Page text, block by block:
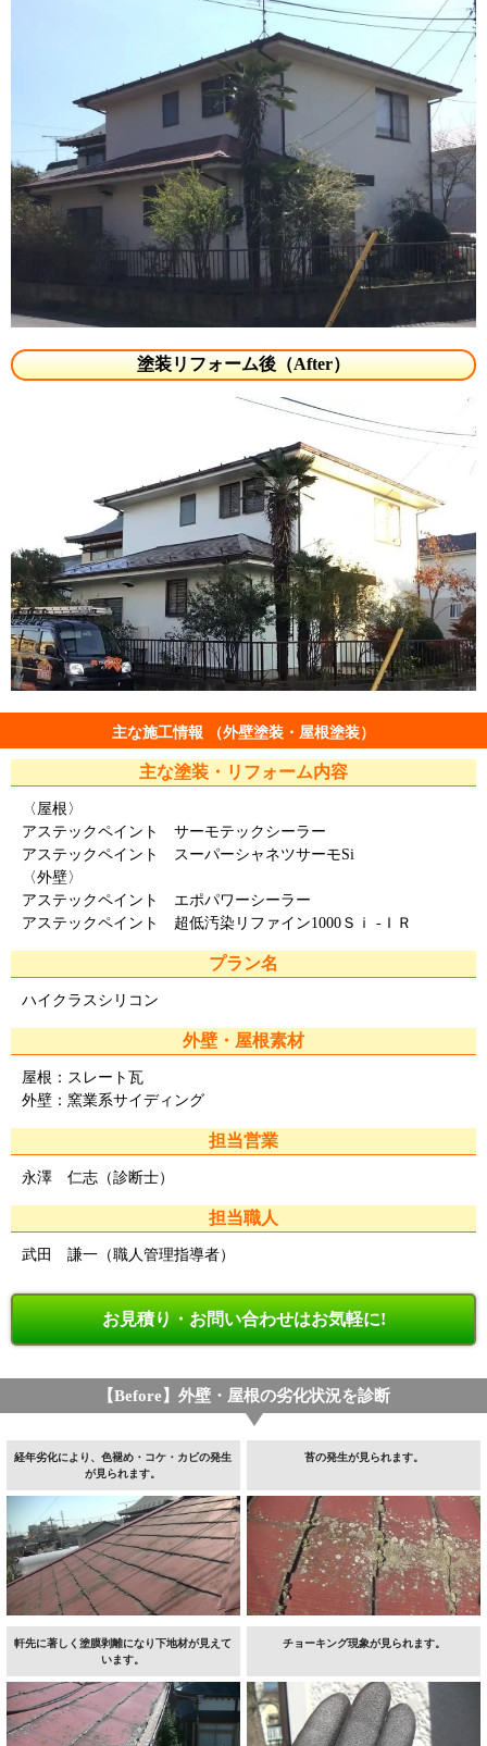
塗装リフォーム後（After）
主な施工情報 （外壁塗装・屋根塗装）
主な塗装・リフォーム内容
〈屋根〉
アステックペイント サーモテックシーラー
アステックペイント スーパーシャネツサーモSi
〈外壁〉
アステックペイント エポパワーシーラー
アステックペイント 超低汚染リファイン1000Ｓｉ ‐ＩＲ
プラン名
ハイクラスシリコン
外壁・屋根素材
屋根：スレート瓦
外壁：窯業系サイディング
担当営業
永澤 仁志（診断士）
担当職人
武田 謙一（職人管理指導者）
お見積り・お問い合わせはお気軽に!
【Before】外壁・屋根の劣化状況を診断
経年劣化により、色褪め・コケ・カビの発生
が見られます。
苔の発生が見られます。
軒先に著しく塗膜剥離になり下地材が見えて
います。
チョーキング現象が見られます。